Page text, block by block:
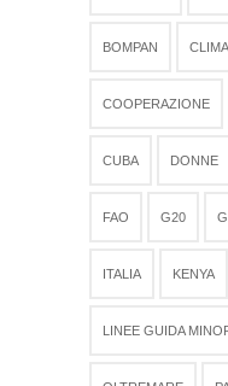
BOMPAN CLIMA
COOPERAZIONE
CUBA DONNE
FAO G20
ITALIA KENYA
LINEE GUIDA